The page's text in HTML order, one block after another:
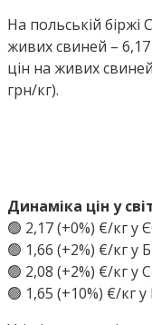
На польській біржі
живих свиней –
цін на живих
грн/кг).
Динаміка цін у
🟢 2,17 (+0%) €/кг у
🟢 1,66 (+2%) €/кг у
🟢 2,08 (+2%) €/кг у
🟢 1,65 (+10%) €/кг у